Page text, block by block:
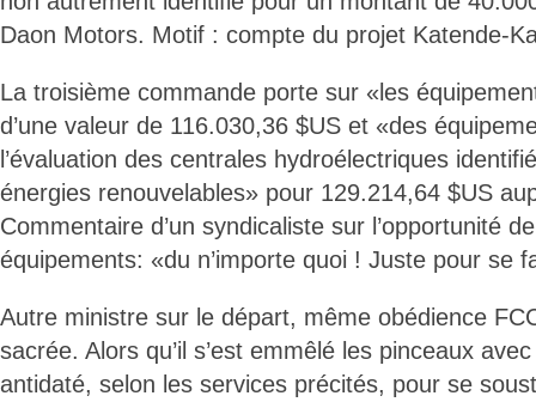
Daon Motors. Motif : compte du projet Katende-
La troisième commande porte sur «les
d’une valeur de 116.030,36 $US et «des
l’évaluation des centrales hydroélectriques
énergies renouvelables» pour 129.214,64 $US
Commentaire d’un syndicaliste sur l’opportunité
équipements: «du n’importe quoi ! Juste pour se
Autre ministre sur le départ, même obédience
sacrée. Alors qu’il s’est emmêlé les pinceaux
antidaté, selon les services précités, pour se